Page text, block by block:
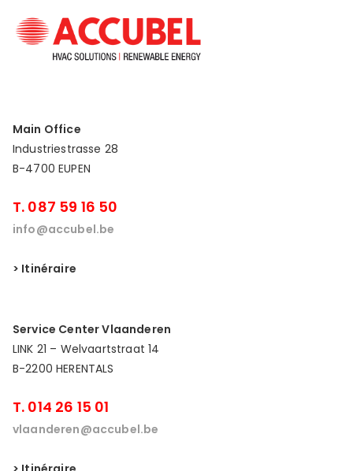
Main Office
Industriestrasse 28
B-4700 EUPEN
T. 087 59 16 50
info@accubel.be
> Itinéraire
Service Center Vlaanderen
LINK 21 – Welvaartstraat 14
B-2200 HERENTALS
T. 014 26 15 01
vlaanderen@accubel.be